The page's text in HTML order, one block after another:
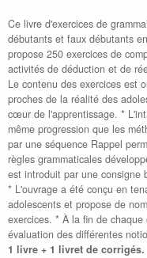
Ce livre d'exercices de
débutants et faux débutants
propose 250 exercices de
activités de déduction et de
Le contenu des exercices est
proches de la réalité des
cœur de l'apprentissage. *
même progression que les
par une séquence Rappel
règles grammaticales
est introduit par une consigne
* L'ouvrage a été conçu en
adolescents et propose de
exercices. * À la fin de
évaluation des différentes
1 livre + 1 livret de corrigés.